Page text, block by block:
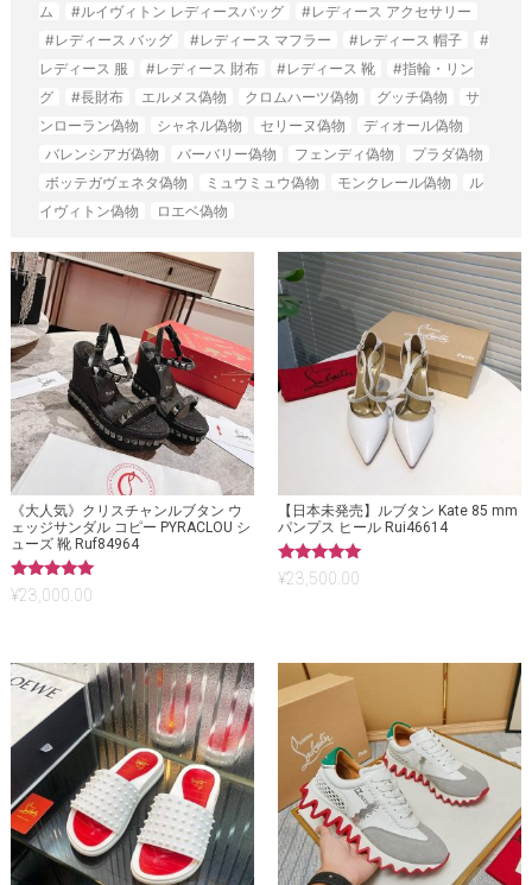
ム
#ルイヴィトン レディースバッグ
#レディース アクセサリー
#レディース バッグ
#レディース マフラー #レディース 帽子
#
レディース 服
#レディース 財布 #レディース 靴
#指輪・リン
グ
#長財布 エルメス偽物 クロムハーツ偽物 グッチ偽物
サ
ンローラン偽物
シャネル偽物 セリーヌ偽物
ディオール偽物
バレンシアガ偽物
バーバリー偽物 フェンディ偽物
プラダ偽物
ボッテガヴェネタ偽物
ミュウミュウ偽物 モンクレール偽物
ル
イヴィトン偽物
ロエベ偽物
《大人気》クリスチャンルブタン ウ
ェッジサンダル コピー PYRACLOU シ
ューズ 靴 Ruf84964
5段階中
5.00
¥23,000.00
【日本未発売】ルブタン Kate 85 mm
パンプス ヒール Rui46614
5段階中
5.00
¥23,500.00